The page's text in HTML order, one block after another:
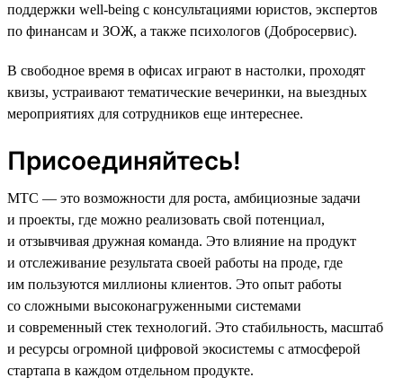
поддержки well-being с консультациями юристов, экспертов
по финансам и ЗОЖ, а также психологов (Добросервис).
В свободное время в офисах играют в настолки, проходят
квизы, устраивают тематические вечеринки, на выездных
мероприятиях для сотрудников еще интереснее.
Присоединяйтесь!
МТС — это возможности для роста, амбициозные задачи
и проекты, где можно реализовать свой потенциал,
и отзывчивая дружная команда. Это влияние на продукт
и отслеживание результата своей работы на проде, где
им пользуются миллионы клиентов. Это опыт работы
со сложными высоконагруженными системами
и современный стек технологий. Это стабильность, масштаб
и ресурсы огромной цифровой экосистемы с атмосферой
стартапа в каждом отдельном продукте.